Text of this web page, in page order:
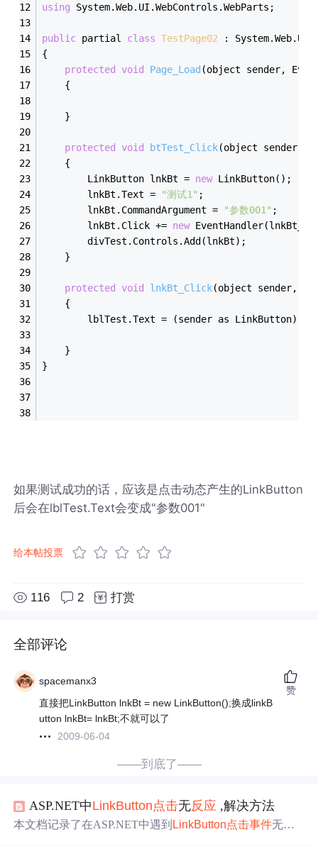
using System.Web.UI.WebControls.WebParts;
public partial class TestPage02 :
{
protected
void Page_Load (object sender,
    {
    }
protected void btTest_Click(object sender,
    {
        LinkButton lnkBt =
new LinkButton();
        lnkBt.Text =
"测试1" ;
        lnkBt.CommandArgument =
"参数001" ;
        lnkBt.Click +=
new
        divTest.Controls.Add(lnkBt);
    }
protected void lnkBt_Click(object sender,
    {
lblTest.Text = (sender as
    }
}
如果测试成功的话，应该是点击动态产生的LinkButton
后会在lblTest.Text会变成"参数001"
给本帖投票
116 2 打赏
全部评论
spacemanx3
直接把LinkButton lnkBt = new LinkButton();换成linkB
utton lnkBt= lnkBt;不就可以了
2009-06-04
赞
——到底了——
ASP.NET中LinkButton点击无反应 ,解决方法
本文档记录了在ASP.NET中遇到 LinkButton点击事件无反